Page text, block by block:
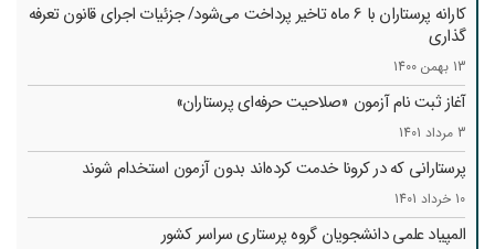
کارانه‌ پرستاران با 6 ماه تاخیر پرداخت می‌شود/ جزئیات اجرای قانون تعرفه
گذاری
13 بهمن 1400
آغاز ثبت نام آزمون «صلاحیت حرفه‌ای پرستاران»
3 مرداد 1401
پرستارانی که در کرونا خدمت کرد‌ه‌اند بدون آزمون استخدام شوند
10 خرداد 1401
المپیاد علمی دانشجویان گروه پرستاری سراسر کشور